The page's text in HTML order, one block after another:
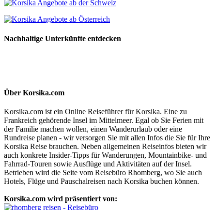
Nachhaltige Unterkünfte entdecken
Über Korsika.com
Korsika.com ist ein Online Reiseführer für Korsika. Eine zu
Frankreich gehörende Insel im Mittelmeer. Egal ob Sie Ferien mit
der Familie machen wollen, einen Wanderurlaub oder eine
Rundreise planen - wir versorgen Sie mit allen Infos die Sie für Ihre
Korsika Reise brauchen. Neben allgemeinen Reiseinfos bieten wir
auch konkrete Insider-Tipps für Wanderungen, Mountainbike- und
Fahrrad-Touren sowie Ausflüge und Aktivitäten auf der Insel.
Betrieben wird die Seite vom Reisebüro Rhomberg, wo Sie auch
Hotels, Flüge und Pauschalreisen nach Korsika buchen können.
Korsika.com wird präsentiert von: